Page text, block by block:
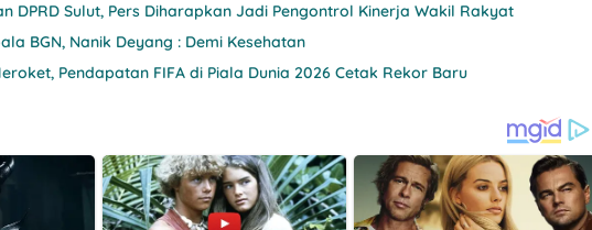
DPRD Sulut, Pers Diharapkan Jadi Pengontrol Kinerja Wakil Rakyat
BGN, Nanik Deyang : Demi Kesehatan
Pendapatan FIFA di Piala Dunia 2026 Cetak Rekor Baru